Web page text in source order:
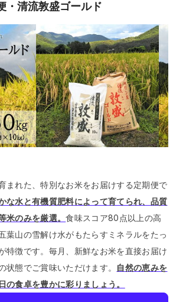
・清流敦盛ゴールド
まれた、特別なお米をお届けする定期便で
な水と有機質肥料によって育てられ、品質
米のみを厳選。食味スコア80点以上の高
葉山の雪解け水がもたらすミネラルをたっ
特徴です。 毎月、新鮮なお米を直接お届け
状態でご賞味いただけます。 自然の恵みを
の食卓を豊かに彩りましょう。